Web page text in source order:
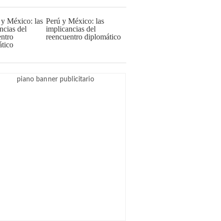
Perú y México: las
implicancias del
reencuentro diplomático